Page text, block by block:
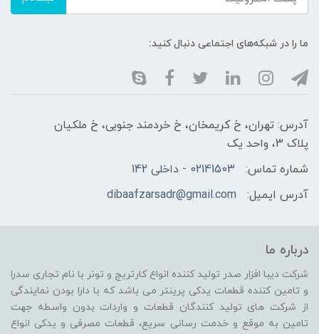
ما را در شبکه‌های اجتماعی دنبال کنید:
آدرس: تهران، خ کریمخان، خ خردمند جنوبی، خ ملکیان
پلاک 3، واحد یک
شماره تماس:
02141503 - داخلی 142
آدرس ایمیل:
dibaafzarsadr@gmail.com
درباره ما
شرکت دیبا افزار صدر تولید کننده انواع کارتریج و تونر با نام تجاری سدرا
و تامین کننده قطعات یدکی پرینتر می باشد که با دارا بودن نمایندگی
از شرکت های تولید کنندگان قطعات و واردات بدون واسطه جهت
تامین به موقع و خدمت رسانی سریع، قطعات مصرفی و یدکی انواع